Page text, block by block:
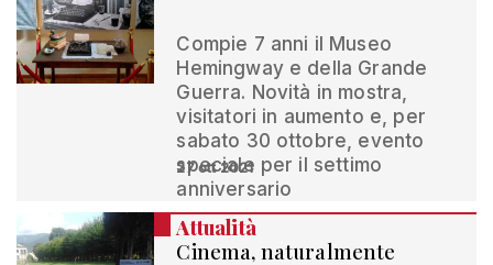
Compie 7 anni il Museo
Hemingway e della Grande
Guerra. Novità in mostra,
visitatori in aumento e, per
sabato 30 ottobre, evento
speciale per il settimo
anniversario
27 ott 2021
Attualità
Cinema, naturalmente